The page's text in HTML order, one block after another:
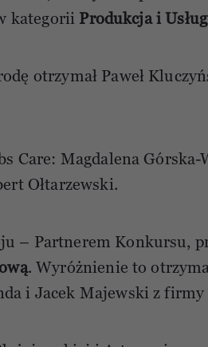
kategorii Produkcja i
otrzymał Paweł
Care: Magdalena Górska-
Ołtarzewski.
– Partnerem Konkursu,
. Wyróżnienie to
i Jacek Majewski z firmy